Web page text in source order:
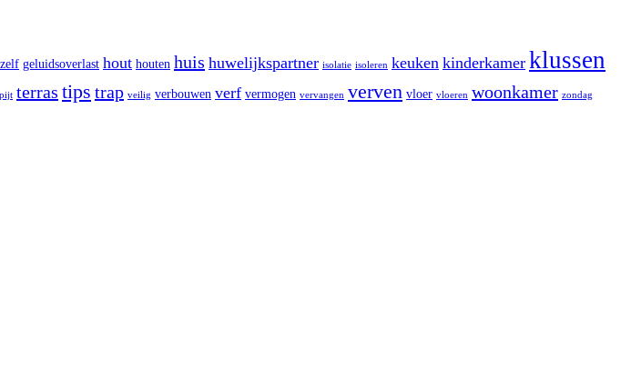
geluidsoverlast hout houten huis huwelijkspartner isolatie isoleren keuken kinderkamer klussen
terras tips trap veilig verbouwen verf vermogen vervangen verven vloer vloeren woonkamer zondag